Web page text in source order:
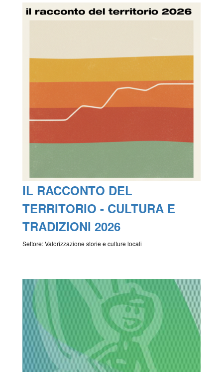
IL RACCONTO DEL
TERRITORIO - CULTURA E
TRADIZIONI 2026
Settore: Valorizzazione storie e culture locali